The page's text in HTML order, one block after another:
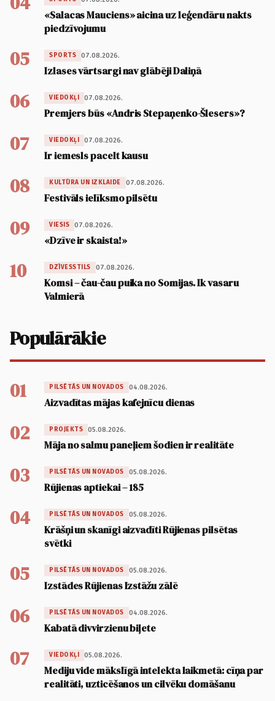
«Salacas Mauciens» aicina uz leģendāru nakts
piedzīvojumu
05 SPORTS 07.08.2026.
Izlases vārtsargi nav glābēji Daliņā
06 VIEDOKĻI 07.08.2026.
Premjers būs «Andris Stepaņenko-Šlesers»?
07 VIEDOKĻI 07.08.2026.
Ir iemesls pacelt kausu
08 KULTŪRA UN IZKLAIDE 07.08.2026.
Festivāls ielīksmo pilsētu
09 VIESIS 07.08.2026.
«Dzīve ir skaista!»
10 DZĪVESSTILS 07.08.2026.
Komsi – čau-čau puika no Somijas. Ik vasaru
Valmierā
Populārākie
01 PILSĒTĀS UN NOVADOS 04.08.2026.
Aizvadītas mājas kafejnīcu dienas
02 PROJEKTS 05.08.2026.
Māja no salmu paneļiem šodien ir realitāte
03 PILSĒTĀS UN NOVADOS 05.08.2026.
Rūjienas aptiekai – 185
04 PILSĒTĀS UN NOVADOS 05.08.2026.
Krāšņi un skanīgi aizvadīti Rūjienas pilsētas
svētki
05 PILSĒTĀS UN NOVADOS 05.08.2026.
Izstādes Rūjienas Izstāžu zālē
06 PILSĒTĀS UN NOVADOS 04.08.2026.
Kabatā divvirzienu biļete
07 VIEDOKĻI 05.08.2026.
Mediju vide mākslīgā intelekta laikmetā: cīņa par
realitāti, uzticēšanos un cilvēku domāšanu